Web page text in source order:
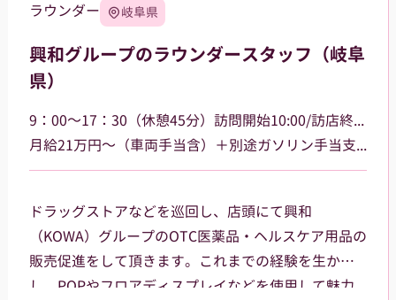
していただきます。
ラウンダー 岐阜県
興和グループのラウンダースタッフ（岐阜
県）
9：00～17：30（休憩45分）訪問開始10:00/訪店終了17:00
月給21万円～（車両手当含）＋別途ガソリン手当支給 その他手当あり
ドラッグストアなどを巡回し、店頭にて興和
（KOWA）グループのOTC医薬品・ヘルスケア用品の
販売促進をして頂きます。これまでの経験を生か
し、POPやフロアディスプレイなどを使用して魅力